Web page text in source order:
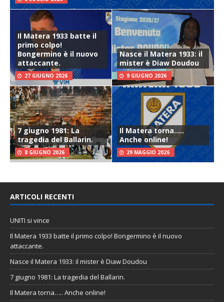
Il Matera 1933 batte il
primo colpo!
Bongermino è il nuovo
attaccante.
27 GIUGNO 2026
Nasce il Matera 1933: il
mister è Diaw Doudou
9 GIUGNO 2026
7 giugno 1981: La
tragedia del Ballarin.
8 GIUGNO 2026
Il Matera torna…..
Anche online!
29 MAGGIO 2026
ARTICOLI RECENTI
UNITI si vince
Il Matera 1933 batte il primo colpo! Bongermino è il nuovo
attaccante.
Nasce il Matera 1933: il mister è Diaw Doudou
7 giugno 1981: La tragedia del Ballarin.
Il Matera torna….. Anche online!